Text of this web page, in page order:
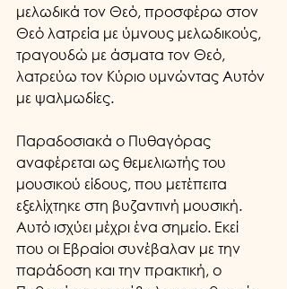
μελωδικά τον Θεό, προσφέρω στον
Θεό λατρεία με ύμνους μελωδικούς,
τραγουδώ με άσματα τον Θεό,
λατρεύω τον Κύριο υμνώντας Αυτόν
με ψαλμωδίες.
Παραδοσιακά ο Πυθαγόρας
αναφέρεται ως θεμελιωτής του
μουσικού είδους, που μετέπειτα
εξελίχτηκε στη βυζαντινή μουσική.
Αυτό ισχύει μέχρι ένα σημείο. Εκεί
που οι Εβραίοι συνέβαλαν με την
παράδοση και την πρακτική, ο